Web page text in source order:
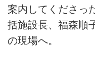
案内してくださっ
括施設長、福森順
の現場へ。